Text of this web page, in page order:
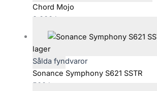
Chord Mojo
3,000 kr
lager
Sålda fyndvaror
Sonance Symphony S621 SSTR
500 kr